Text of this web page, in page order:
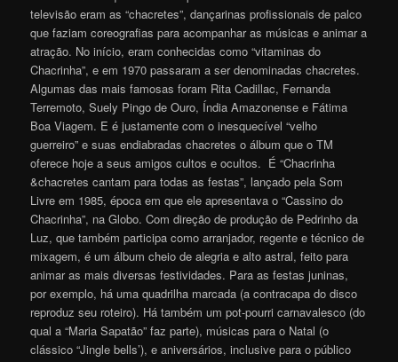
televisão eram as “chacretes”, dançarinas profissionais de palco
que faziam coreografias para acompanhar as músicas e animar a
atração. No início, eram conhecidas como “vitaminas do
Chacrinha”, e em 1970 passaram a ser denominadas chacretes.
Algumas das mais famosas foram Rita Cadillac, Fernanda
Terremoto, Suely Pingo de Ouro, Índia Amazonense e Fátima
Boa Viagem. E é justamente com o inesquecível “velho
guerreiro” e suas endiabradas chacretes o álbum que o TM
oferece hoje a seus amigos cultos e ocultos. É “Chacrinha
&chacretes cantam para todas as festas”, lançado pela Som
Livre em 1985, época em que ele apresentava o “Cassino do
Chacrinha”, na Globo. Com direção de produção de Pedrinho da
Luz, que também participa como arranjador, regente e técnico de
mixagem, é um álbum cheio de alegria e alto astral, feito para
animar as mais diversas festividades. Para as festas juninas,
por exemplo, há uma quadrilha marcada (a contracapa do disco
reproduz seu roteiro). Há também um pot-pourri carnavalesco (do
qual a “Maria Sapatão” faz parte), músicas para o Natal (o
clássico “Jingle bells’), e aniversários, inclusive para o público